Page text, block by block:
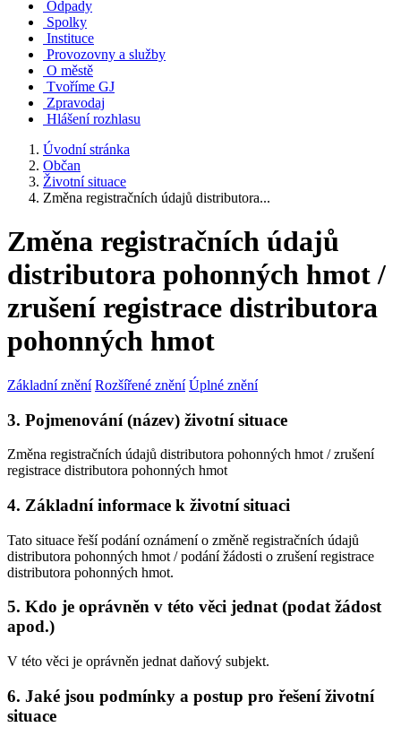
Odpady
Spolky
Instituce
Provozovny a služby
O městě
Tvoříme GJ
Zpravodaj
Hlášení rozhlasu
Úvodní stránka
Občan
Životní situace
Změna registračních údajů distributora...
Změna registračních údajů
distributora pohonných hmot /
zrušení registrace distributora
pohonných hmot
Základní znění Rozšířené znění Úplné znění
3. Pojmenování (název) životní situace
Změna registračních údajů distributora pohonných hmot / zrušení
registrace distributora pohonných hmot
4. Základní informace k životní situaci
Tato situace řeší podání oznámení o změně registračních údajů
distributora pohonných hmot / podání žádosti o zrušení registrace
distributora pohonných hmot.
5. Kdo je oprávněn v této věci jednat (podat žádost
apod.)
V této věci je oprávněn jednat daňový subjekt.
6. Jaké jsou podmínky a postup pro řešení životní
situace